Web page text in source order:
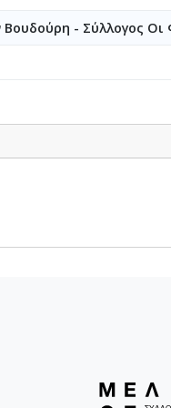
1948-05-31]
1948-06-17]
[1946-04-08-1948-06-26]
[1948-06-24-
1948-12-12]
και cello [1948]
Χορός (Για ορχήστρα
20]
για πιάνο και ορχήστρα
- Σύλλογος Οι